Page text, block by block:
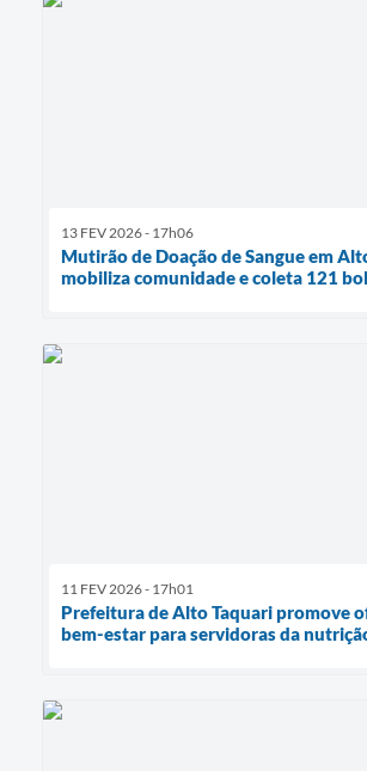
13 FEV 2026 - 17h06
Mutirão de Doação de Sangue em
mobiliza comunidade e coleta 121
11 FEV 2026 - 17h01
Prefeitura de Alto Taquari promove
bem-estar para servidoras da